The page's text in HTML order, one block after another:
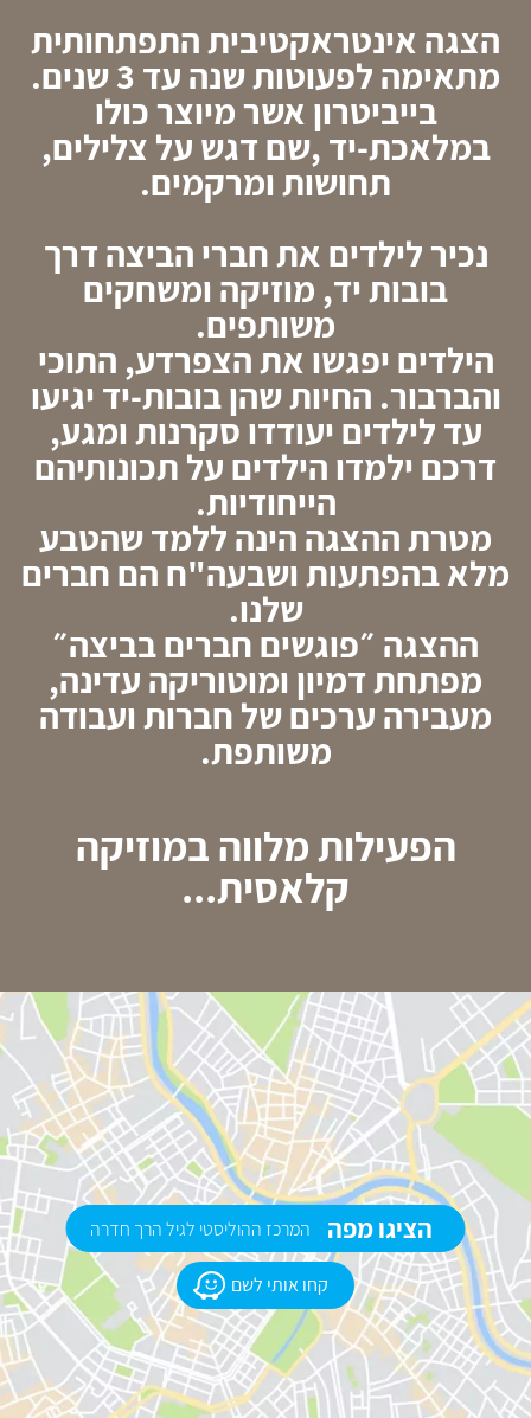
הצגה אינטראקטיבית התפתחותית
מתאימה לפעוטות שנה עד 3 שנים.
בייביטרון אשר מיוצר כולו
במלאכת-יד ,שם דגש על צלילים,
תחושות ומרקמים.
נכיר לילדים את חברי הביצה דרך
בובות יד, מוזיקה ומשחקים
משותפים.
הילדים יפגשו את הצפרדע, התוכי
והברבור. החיות שהן בובות-יד יגיעו
עד לילדים יעודדו סקרנות ומגע,
דרכם ילמדו הילדים על תכונותיהם
הייחודיות.
מטרת ההצגה הינה ללמד שהטבע
מלא בהפתעות ושבעה"ח הם חברים
שלנו.
ההצגה ״פוגשים חברים בביצה״
מפתחת דמיון ומוטוריקה עדינה,
מעבירה ערכים של חברות ועבודה
משותפת.
הפעילות מלווה במוזיקה
קלאסית...
קחו אותי לשם
הציגו מפה המרכז ההוליסטי לגיל הרך חדרה